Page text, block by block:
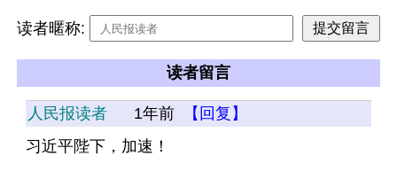
读者暱称:
读者留言
人民报读者 1年前
【回复】
习近平陛下，加速！